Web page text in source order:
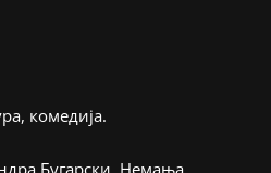
комедија.